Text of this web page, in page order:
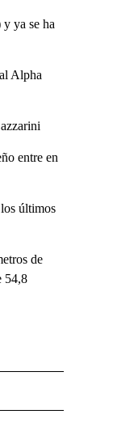
ya se ha
Alpha
entre en
últimos
de
54,8
ON "CNN - SPANISH".